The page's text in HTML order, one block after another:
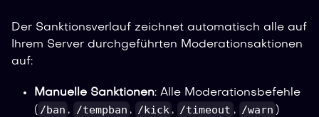
Der Sanktionsverlauf zeichnet automatisch alle auf
Ihrem Server durchgeführten Moderationsaktionen
auf:
Manuelle Sanktionen: Alle Moderationsbefehle
( /ban , /tempban , /kick , /timeout , /warn )